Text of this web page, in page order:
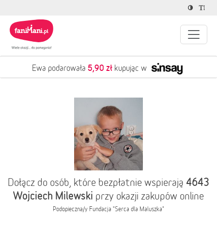
Ewa podarowała 5,90 zł kupując w
Dołącz do osób, które bezpłatnie wspierają 4643
Wojciech Milewski przy okazji zakupów online
Podopieczna/y Fundacja "Serca dla Maluszka"